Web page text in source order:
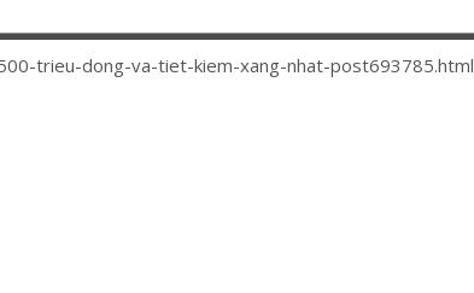
trieu-dong-va-tiet-kiem-xang-nhat-post693785.html